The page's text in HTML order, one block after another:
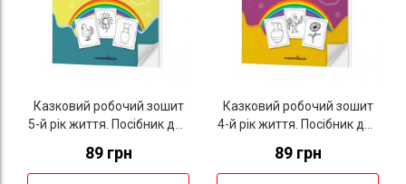
Казковий робочий зошит
5-й рік життя. Посібник для
письма за змістом казок
Василя Сухомлинського
89 грн
Казковий робочий зошит
4-й рік життя. Посібник для
письма за змістом казок
Василя Сухомлинського
89 грн